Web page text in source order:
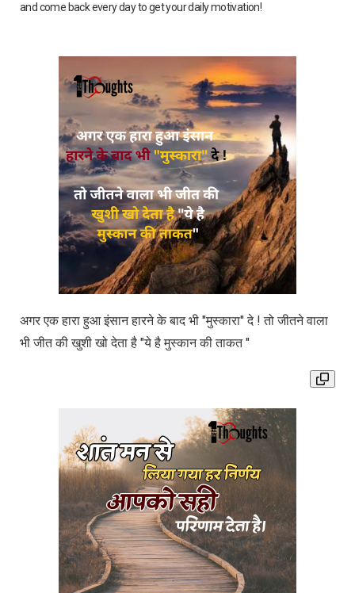
and come back every day to get your daily motivation!
अगर एक हारा हुआ इंसान हारने के बाद भी "मुस्कारा" दे ! तो जीतने वाला
भी जीत की खुशी खो देता है "ये है मुस्कान की ताकत "